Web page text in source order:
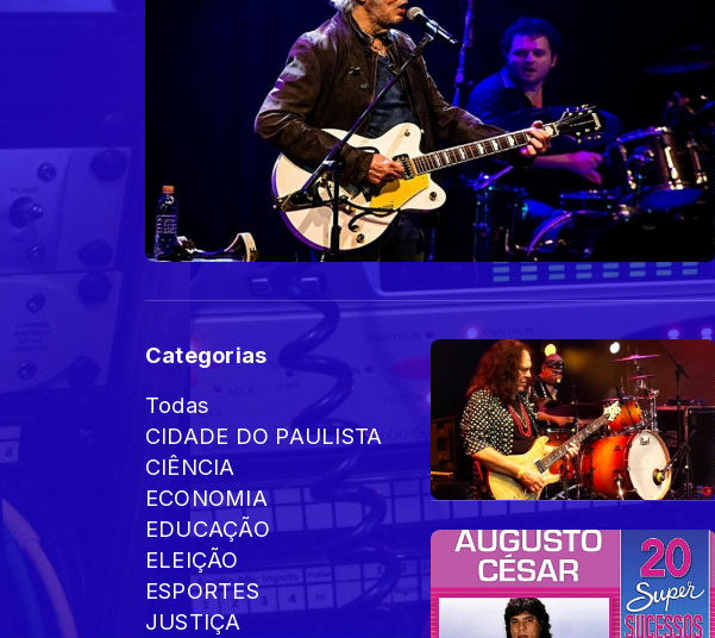
Categorias
Todas
CIDADE DO PAULISTA
CIÊNCIA
ECONOMIA
EDUCAÇÃO
ELEIÇÃO
ESPORTES
JUSTIÇA